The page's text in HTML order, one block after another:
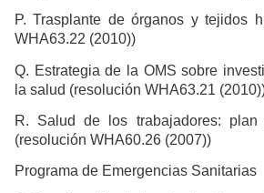
P. Trasplante de órganos y tejidos
WHA63.22 (2010))
Q. Estrategia de la OMS sobre
la salud (resolución WHA63.21
R. Salud de los trabajadores: plan
(resolución WHA60.26 (2007))
Programa de Emergencias Sanitarias